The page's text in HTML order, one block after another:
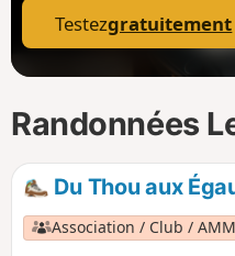
Testezgratuitement
Randonnées
Du Thou aux
Association / Club / AMM